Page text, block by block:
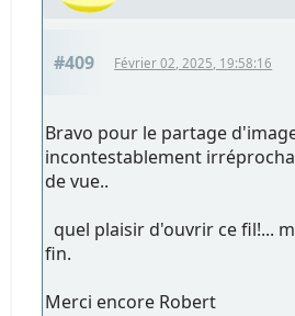
#409 Février 02, 2025, 19:58:16
Bravo pour le partage
incontestablement
de vue..
quel plaisir d'ouvrir ce fil!...
fin.
Merci encore Robert